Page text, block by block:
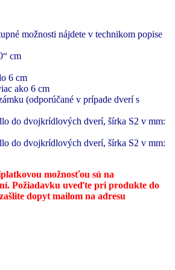
možnosti nájdete v technikom popise
cm
6 cm
ako 6 cm
(odporúčané v prípade dverí s
do dvojkrídlových dverí, šírka S2 v mm:
do dvojkrídlových dverí, šírka S2 v mm:
možnosťou sú na
Požiadavku uveďte pri produkte do
dopyt mailom na adresu